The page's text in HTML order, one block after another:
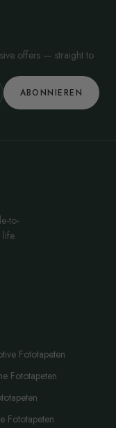
offers — straight to
ABONNIEREN
to-
Fototapeten
Fototapeten
Fototapeten